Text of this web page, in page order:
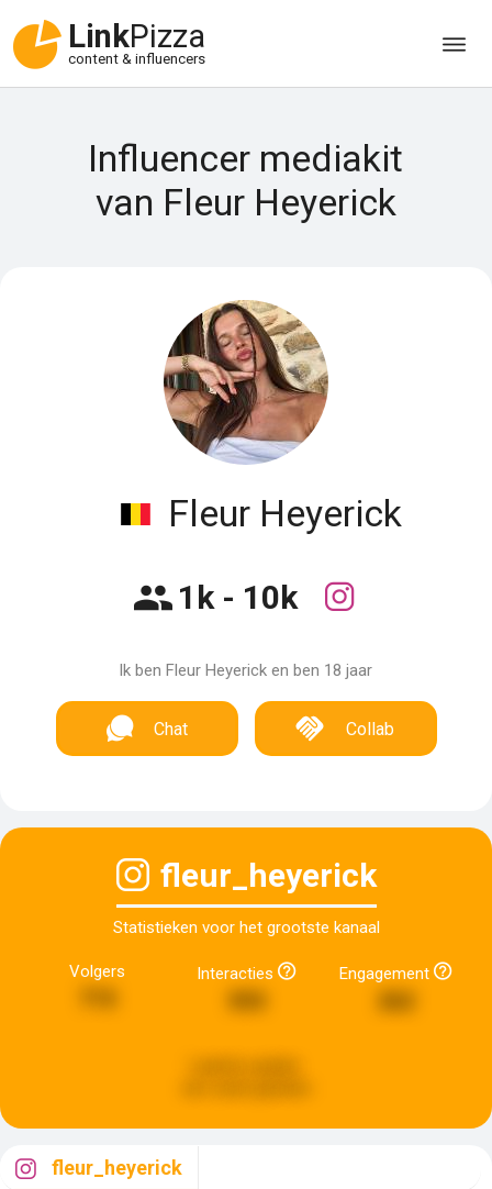
LinkPizza
content & influencers
Influencer mediakit
van Fleur Heyerick
Fleur Heyerick
1k - 10k
Ik ben Fleur Heyerick en ben 18 jaar
Chat Collab
fleur_heyerick
Statistieken voor het grootste kanaal
Volgers Interacties Engagement
262
fleur_heyerick